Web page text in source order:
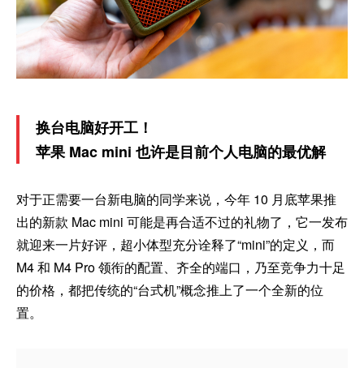
换台电脑好开工！
苹果 Mac mini 也许是目前个人电脑的最优解
对于正需要一台新电脑的同学来说，今年 10 月底苹果推
出的新款 Mac mini 可能是再合适不过的礼物了，它一发布
就迎来一片好评，超小体型充分诠释了“mini”的定义，而
M4 和 M4 Pro 领衔的配置、齐全的端口，乃至竞争力十足
的价格，都把传统的“台式机”概念推上了一个全新的位
置。